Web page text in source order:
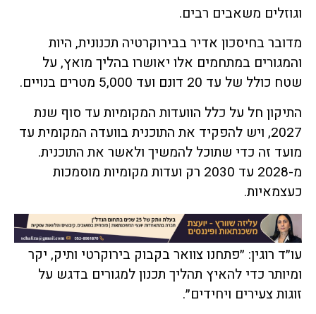
וגוזלים משאבים רבים.
מדובר בחיסכון אדיר בבירוקרטיה תכנונית, היות
והמגורים במתחמים אלו יאושרו בהליך מואץ, על
שטח כולל של עד 20 דונם ועד 5,000 מטרים בנויים.
התיקון חל על כלל הוועדות המקומיות עד סוף שנת
2027, ויש להפקיד את התוכנית בוועדה המקומית עד
מועד זה כדי שתוכל להמשיך ולאשר את התוכנית.
מ-2028 עד 2030 רק ועדות מקומיות מוסמכות
כעצמאיות.
עו״ד רוגין: ״פתחנו צוואר בקבוק בירוקרטי ותיק, יקר
ומיותר כדי להאיץ תהליך תכנון למגורים בדגש על
זוגות צעירים ויחידים״.